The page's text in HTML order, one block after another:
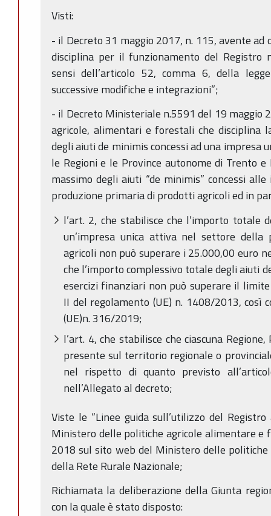
Visti:
- il Decreto 31 maggio 2017, n. 115, avente
disciplina per il funzionamento del Registro
sensi dell’articolo 52, comma 6, della
successive modifiche e integrazioni”;
- il Decreto Ministeriale n.5591 del 19 maggio
agricole, alimentari e forestali che disciplina
degli aiuti de minimis concessi ad una impresa
le Regioni e le Province autonome di Trento
massimo degli aiuti “de minimis” concessi
produzione primaria di prodotti agricoli ed in
l’art. 2, che stabilisce che l’importo totale
un’impresa unica attiva nel settore
agricoli non può superare i 25.000,00 euro
che l’importo complessivo totale degli aiuti
esercizi finanziari non può superare il
II del regolamento (UE) n. 1408/2013, così
(UE)n. 316/2019;
l’art. 4, che stabilisce che ciascuna
presente sul territorio regionale o
nel rispetto di quanto previsto
nell’Allegato al decreto;
Viste le “Linee guida sull’utilizzo del
Ministero delle politiche agricole alimentare
2018 sul sito web del Ministero delle
della Rete Rurale Nazionale;
Richiamata la deliberazione della Giunta
con la quale è stato disposto: